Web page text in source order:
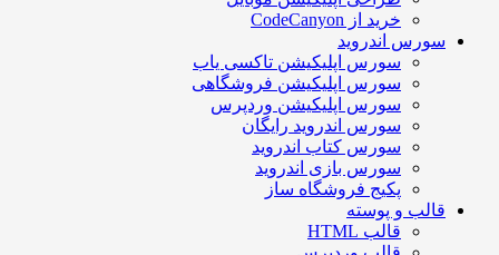
خرید از CodeCanyon
اندروید
سورس اپلیکیشن تاکسی یاب
سورس اپلیکیشن فروشگاهی
سورس اپلیکیشن وردپرس
سورس اندروید رایگان
سورس کتاب اندروید
سورس بازی اندروید
پکیج فروشگاه ساز
و پوسته
قالب HTML